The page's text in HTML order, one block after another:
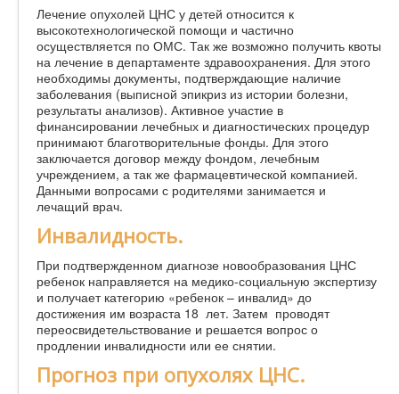
Лечение опухолей ЦНС у детей относится к
высокотехнологической помощи и частично
осуществляется по ОМС. Так же возможно получить квоты
на лечение в департаменте здравоохранения. Для этого
необходимы документы, подтверждающие наличие
заболевания (выписной эпикриз из истории болезни,
результаты анализов). Активное участие в
финансировании лечебных и диагностических процедур
принимают благотворительные фонды. Для этого
заключается договор между фондом, лечебным
учреждением, а так же фармацевтической компанией.
Данными вопросами с родителями занимается и
лечащий врач.
Инвалидность.
При подтвержденном диагнозе новообразования ЦНС
ребенок направляется на медико-социальную экспертизу
и получает категорию «ребенок – инвалид» до
достижения им возраста 18 лет. Затем проводят
переосвидетельствование и решается вопрос о
продлении инвалидности или ее снятии.
Прогноз при опухолях ЦНС.